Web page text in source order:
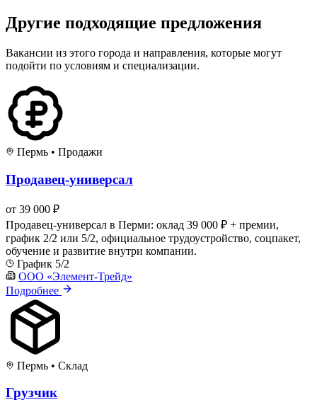
Другие подходящие предложения
Вакансии из этого города и направления, которые могут
подойти по условиям и специализации.
Пермь • Продажи
Продавец-универсал
от 39 000 ₽
Продавец-универсал в Перми: оклад 39 000 ₽ + премии,
график 2/2 или 5/2, официальное трудоустройство, соцпакет,
обучение и развитие внутри компании.
График 5/2
ООО «Элемент-Трейд»
Подробнее
Пермь • Склад
Грузчик